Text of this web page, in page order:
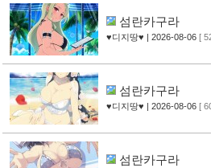
섬란카구라
♥디지땅♥ | 2026-08-06 [
섬란카구라
♥디지땅♥ | 2026-08-06 [
섬란카구라